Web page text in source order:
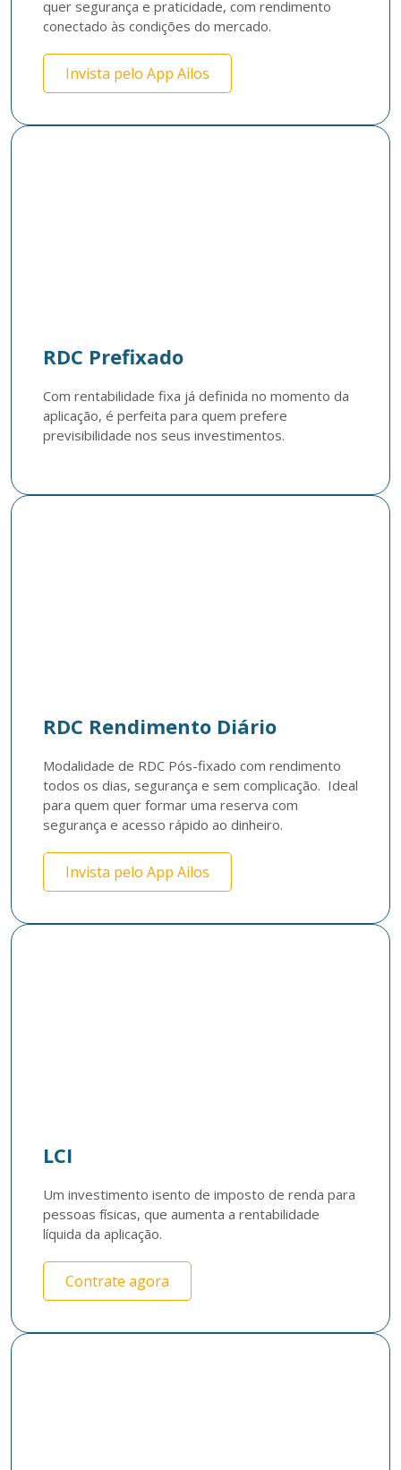
quer segurança e praticidade, com rendimento
conectado às condições do mercado.​
Invista pelo App Ailos
RDC Prefixado
Com rentabilidade fixa já definida no momento da
aplicação, é perfeita para quem prefere
previsibilidade nos seus investimentos.
RDC Rendimento Diário
Modalidade de RDC Pós-fixado com rendimento
todos os dias, segurança e sem complicação.  Ideal
para quem quer formar uma reserva com
segurança e acesso rápido ao dinheiro.
Invista pelo App Ailos
LCI
Um investimento isento de imposto de renda para
pessoas físicas, que aumenta a rentabilidade
líquida da aplicação.
Contrate agora